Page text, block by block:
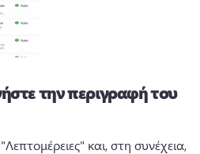
την περιγραφή του
και, στη συνέχεια,